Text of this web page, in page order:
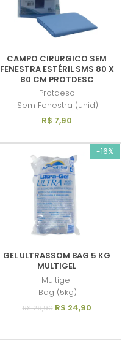
CAMPO CIRURGICO SEM
FENESTRA ESTÉRIL SMS 80 X
80 CM PROTDESC
Protdesc
Sem Fenestra (unid)
R$ 7,90
-16%
GEL ULTRASSOM BAG 5 KG
MULTIGEL
Multigel
Bag (5kg)
R$ 29,90 R$ 24,90